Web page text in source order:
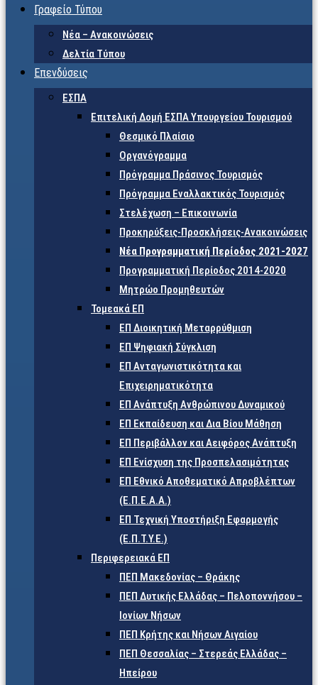
Γραφείο Τύπου
Νέα – Ανακοινώσεις
Δελτία Τύπου
Επενδύσεις
ΕΣΠΑ
Επιτελική Δομή ΕΣΠΑ Υπουργείου Τουρισμού
Θεσμικό Πλαίσιο
Οργανόγραμμα
Πρόγραμμα Πράσινος Τουρισμός
Πρόγραμμα Εναλλακτικός Τουρισμός
Στελέχωση – Επικοινωνία
Προκηρύξεις-Προσκλήσεις-Ανακοινώσεις
Νέα Προγραμματική Περίοδος 2021-2027
Προγραμματική Περίοδος 2014-2020
Μητρώο Προμηθευτών
Τομεακά ΕΠ
ΕΠ Διοικητική Μεταρρύθμιση
ΕΠ Ψηφιακή Σύγκλιση
ΕΠ Ανταγωνιστικότητα και
Επιχειρηματικότητα
ΕΠ Ανάπτυξη Ανθρώπινου Δυναμικού
ΕΠ Εκπαίδευση και Δια Βίου Μάθηση
ΕΠ Περιβάλλον και Αειφόρος Ανάπτυξη
ΕΠ Ενίσχυση της Προσπελασιμότητας
ΕΠ Εθνικό Αποθεματικό Απροβλέπτων
(Ε.Π.Ε.Α.Α.)
ΕΠ Τεχνική Υποστήριξη Εφαρμογής
(Ε.Π.Τ.Υ.Ε.)
Περιφερειακά ΕΠ
ΠΕΠ Μακεδονίας – Θράκης
ΠΕΠ Δυτικής Ελλάδας – Πελοποννήσου –
Ιονίων Νήσων
ΠΕΠ Κρήτης και Νήσων Αιγαίου
ΠΕΠ Θεσσαλίας – Στερεάς Ελλάδας –
Ηπείρου